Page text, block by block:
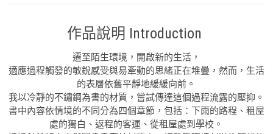
作品說明 Introduction
遷至陌生環境，開啟新的生活，
適應過程觸發的敏銳感受與易牽動的思緒正在堆疊，然而，生活
的表層依舊平靜地緩緩向前。
我以冷靜的不鏽鋼為書的材質，嘗試傳達這個過程流露的壓抑。
書中內容依情境的不同分為四個章節，包括：下雨的路程、租屋
處的獨白、返程的客運、從租屋處到學校。